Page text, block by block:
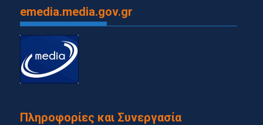
emedia.media.gov.gr
Πληροφορίες και Συνεργασία